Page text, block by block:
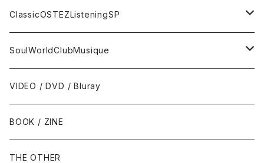
トランペット - Trumpet
トロンボーン - Trombone
フルート/クラリネット - Flute / Clarinet
ヴァイヴ/オルガン - Vibraphone/organ
ギター・ベース・ドラム - g / b / ds
SURF / INSTRO
FOLK / SSW
COUNTRY / BLUEGRASS
HILLBILLY / ROCKABILLY / R&R
70s-moderns POPS
グループサウンズ - GS
にほんのポップス
アイドル
ニューミュージック / にほんのフォーク
にほんのロック
ClassicOSTEZListeningSP
CLASSIC
サウンド・トラック/映画音楽 - SOUNDTRACKS
にほんのテレビ主題歌・テーマ
COMEDY / SPOKEN WORD / READING
NOVELTY / SABPM
SoulWorldClubMusique
SOUL / FUNK
BLUES
GOSPEL / CCM
VIDEO / DVD / Bluray
BOOK / ZINE
THE OTHER